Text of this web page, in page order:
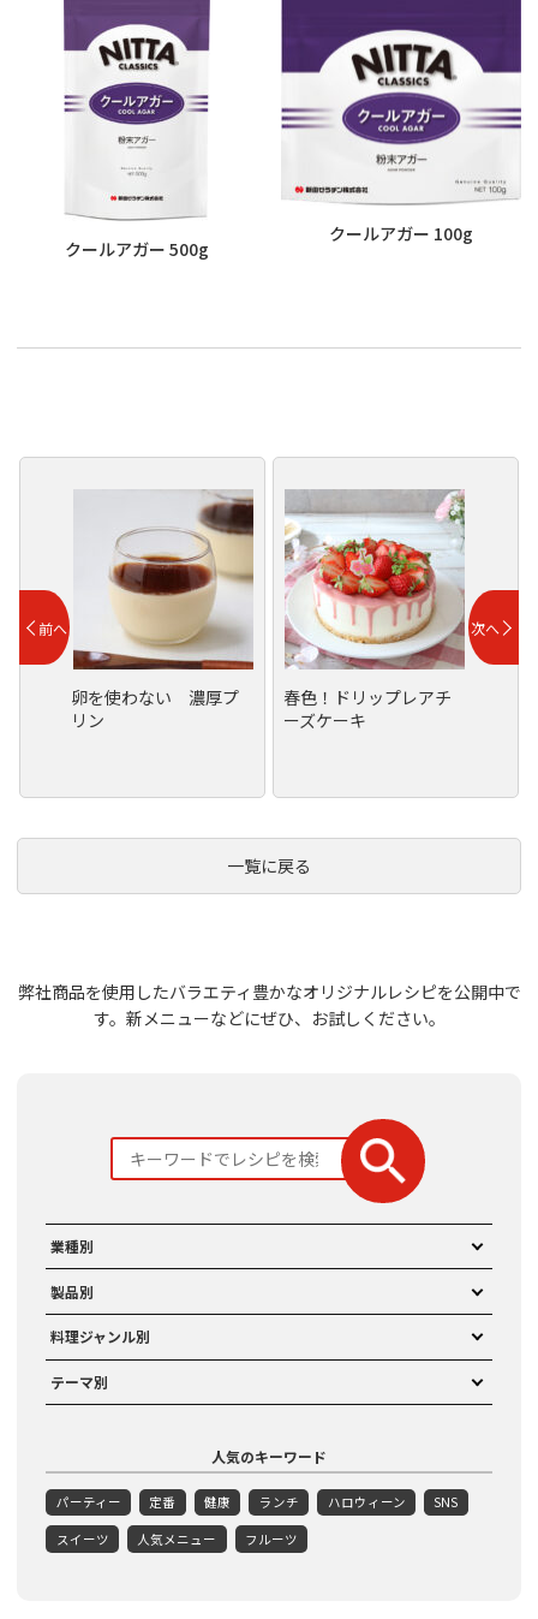
クールアガー 500g
クールアガー 100g
卵を使わない 濃厚プ
リン
春色！ドリップレアチ
ーズケーキ
一覧に戻る
弊社商品を使用したバラエティ豊かなオリジナルレシピを公開中で
す。 新メニューなどにぜひ、お試しください。
業種別
製品別
料理ジャンル別
テーマ別
人気のキーワード
パーティー 定番 健康 ランチ ハロウィーン SNS
スイーツ 人気メニュー フルーツ